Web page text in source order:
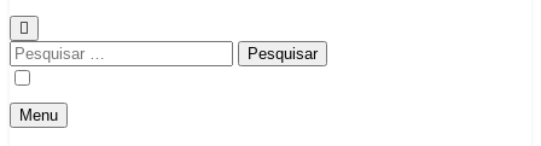
Onlineios Fotográficos
Casinos Online | Comportamento e Relacionamento | Ensaios
Fotográficos| Comportamento e Relacionamento | Casas de Apostas e
Casino Online |Musas Brasileiras | Fotos Sensuais | Ensaios
Fotográficos ! Gebbeg People! Musas Brasileiras Sexy Gebbeg
People! Musas Brasileiras Sensual
Pesquisar
por:
Menu